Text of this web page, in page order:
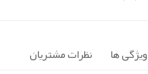
ویژگی ها نظرات مشتریان